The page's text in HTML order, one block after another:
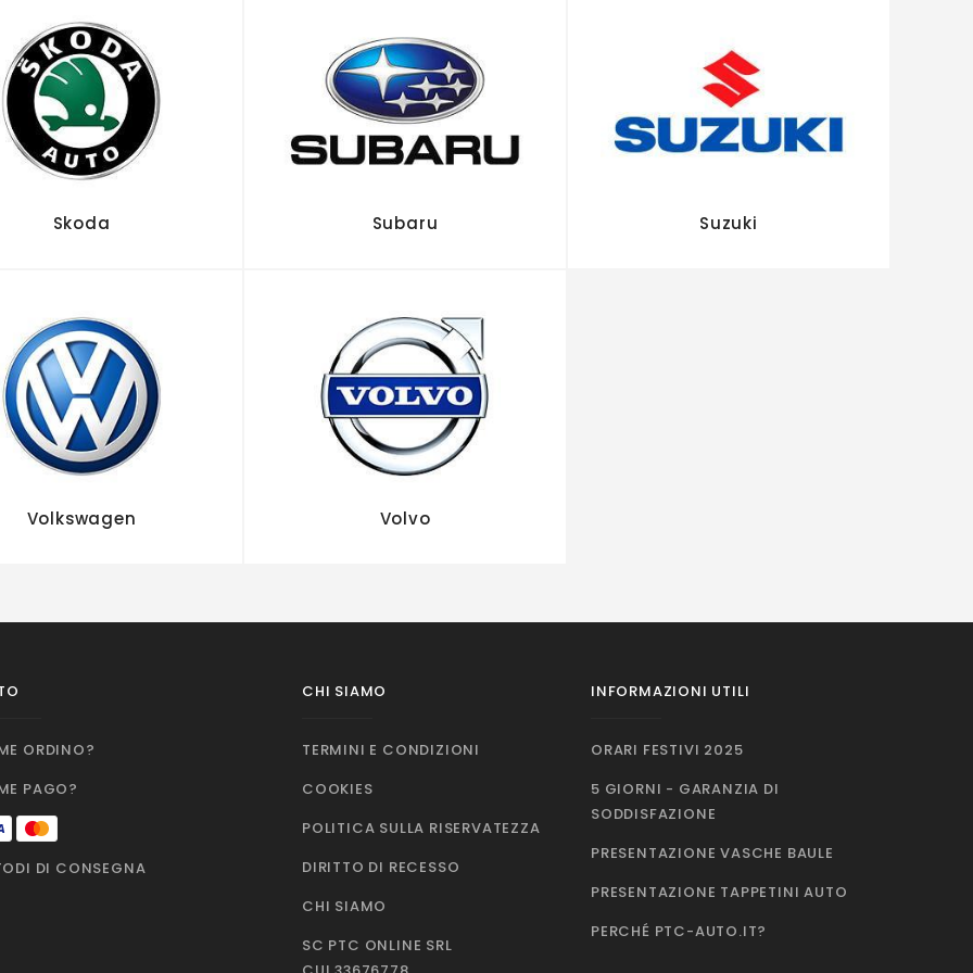
Skoda Subaru Suzuki
Volkswagen Volvo
ORDINO?
PAGO?
DI CONSEGNA
CHI SIAMO
TERMINI E CONDIZIONI
COOKIES
POLITICA SULLA RISERVATEZZA
DIRITTO DI RECESSO
CHI SIAMO
SC PTC ONLINE SRL
INFORMAZIONI UTILI
ORARI FESTIVI 2025
5 GIORNI - GARANZIA DI
SODDISFAZIONE
PRESENTAZIONE VASCHE BAULE
PRESENTAZIONE TAPPETINI AUTO
PERCHÉ PTC-AUTO.IT?